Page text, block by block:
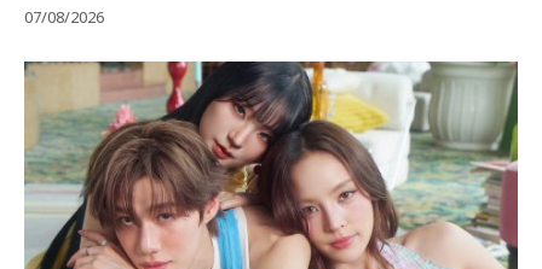
07/08/2026